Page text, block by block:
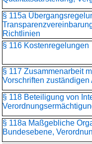
§ 115a
Richtlinien
§ 116 Kostenregelungen
§ 117 Zusammenarbeit
Vorschriften
§ 118 Beteiligung von
§ 118a Maßgebliche
Bundesebene,